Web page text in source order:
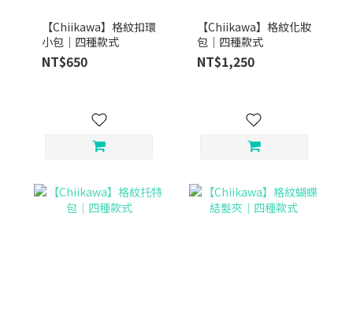
【Chiikawa】格紋扣環
小包｜四種款式
NT$650
【Chiikawa】格紋化妝
包｜四種款式
NT$1,250